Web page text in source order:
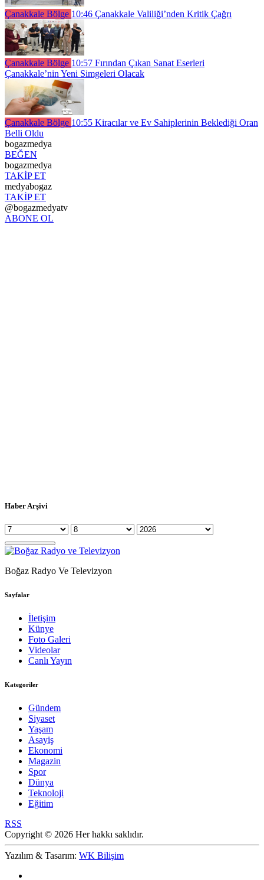
Çanakkale Bölge 10:46 Çanakkale Valiliği’nden Kritik Çağrı
Çanakkale Bölge 10:57 Fırından Çıkan Sanat Eserleri
Çanakkale’nin Yeni Simgeleri Olacak
Çanakkale Bölge 10:55 Kiracılar ve Ev Sahiplerinin Beklediği Oran
Belli Oldu
bogazmedya
BEĞEN
bogazmedya
TAKİP ET
medyabogaz
TAKİP ET
@bogazmedyatv
ABONE OL
Haber Arşivi
Boğaz Radyo Ve Televizyon
Sayfalar
İletişim
Künye
Foto Galeri
Videolar
Canlı Yayın
Kategoriler
Gündem
Siyaset
Yaşam
Asayiş
Ekonomi
Magazin
Spor
Dünya
Teknoloji
Eğitim
RSS
Copyright © 2026 Her hakkı saklıdır.
Yazılım & Tasarım: WK Bilişim